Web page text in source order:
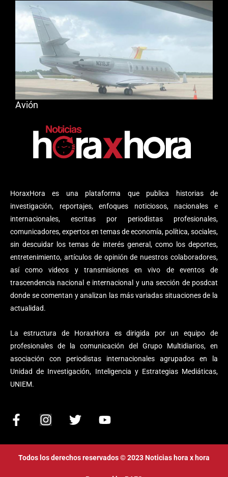
HoraxHora es una plataforma que publica historias de
investigación, reportajes, enfoques noticiosos, nacionales e
internacionales, escritas por periodistas profesionales,
comunicadores, expertos en temas de economía, política, sociales,
sin descuidar los temas de interés general, como los deportes,
entretenimiento, artículos de opinión de nuestros colaboradores,
así como videos y transmisiones en vivo de eventos de
trascendencia nacional e internacional y una sección de posdcat
donde se comentan y analizan las más variadas situaciones de la
actualidad.
La estructura de HoraxHora es dirigida por un equipo de
profesionales de la comunicación del Grupo Multidiarios, en
asociación con periodistas internacionales agrupados en la
Unidad de Investigación, Inteligencia y Estrategias Mediáticas,
UNIEM.
F
a
c
e
I
n
s
t
T
i
t
Y
u
t
Avión
Todos los derechos reservados © 2023 Noticias hora x hora